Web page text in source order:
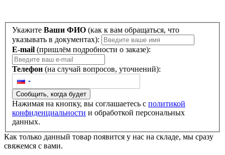
Укажите Ваши ФИО
указывать в документах):
E-mail (пришлём подробности о заказе):
Телефон (на случай вопросов, уточнений):
Сообщить, когда будет
Нажимая на кнопку, вы соглашаетесь с политикой
конфиденциальности
данных.
Как только данный товар появится у нас на складе, мы сразу
свяжемся с вами.